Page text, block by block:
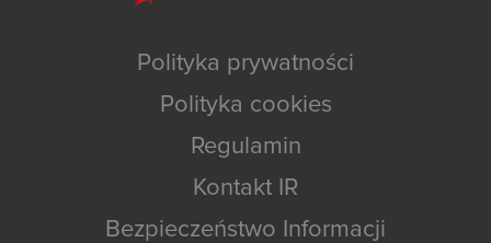
Polityka prywatności
Polityka cookies
Regulamin
Kontakt IR
Bezpieczeństwo Informacji